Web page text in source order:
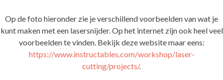
Op de foto hieronder zie je verschillend voorbeelden van wat je
kunt maken met een lasersnijder. Op het internet zijn ook heel veel
voorbeelden te vinden. Bekijk deze website maar eens:
https://www.instructables.com/workshop/laser-
cutting/projects/.